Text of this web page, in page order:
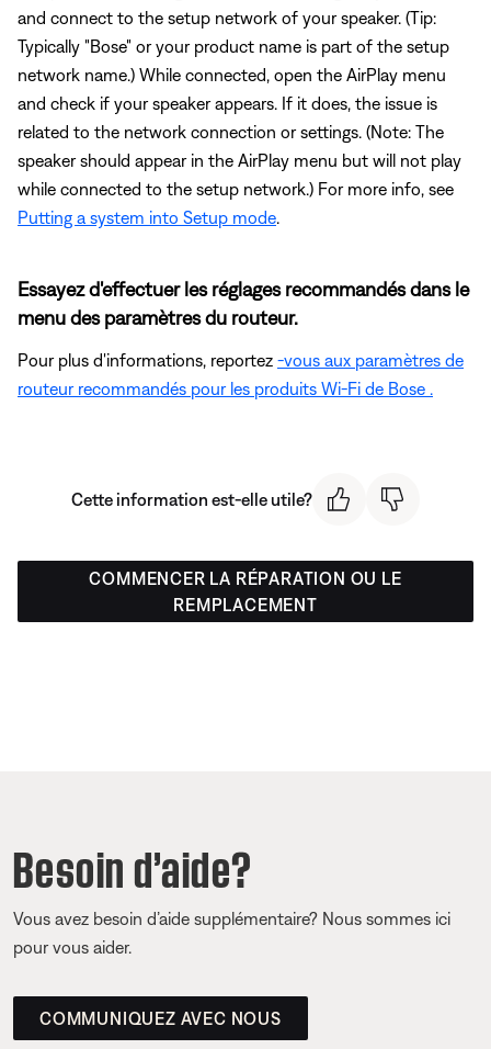
and connect to the setup network of your speaker. (Tip:
Typically "Bose" or your product name is part of the setup
network name.) While connected, open the AirPlay menu
and check if your speaker appears. If it does, the issue is
related to the network connection or settings. (Note: The
speaker should appear in the AirPlay menu but will not play
while connected to the setup network.) For more info, see
Putting a system into Setup mode
Essayez d'effectuer les réglages recommandés dans le
menu des paramètres du routeur.
Pour plus d'informations, reportez -vous aux paramètres de
routeur recommandés pour les produits Wi-Fi de Bose .
Cette information est-elle utile?
COMMENCER LA RÉPARATION OU LE
REMPLACEMENT
Besoin d’aide?
Vous avez besoin d’aide supplémentaire? Nous sommes ici
pour vous aider.
COMMUNIQUEZ AVEC NOUS